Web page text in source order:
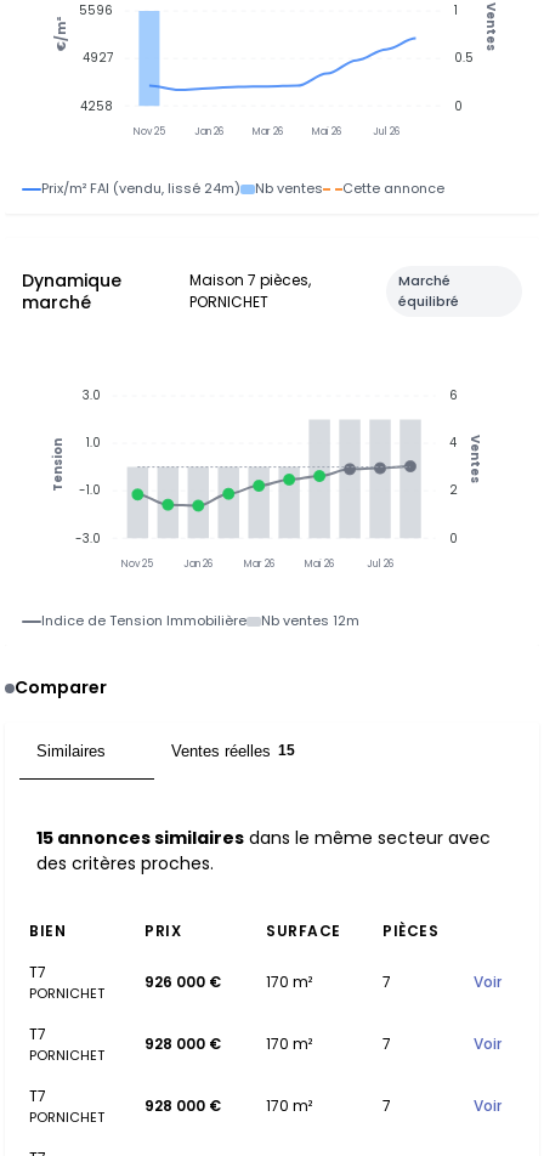
Nov 25 Jan 26 Mar 26 Mai 26 Jul 26
1
0.5
0
Ventes
5596
4927
4258
€/m²
Prix/m² FAI (vendu, lissé 24m) Nb ventes Cette annonce
Dynamique
marché
Maison 7 pièces,
PORNICHET
Marché
équilibré
Nov 25 Jan 26 Mar 26 Mai 26 Jul 26
6
4
2
0
Ventes
3.0
1.0
-1.0
-3.0
Tension
Indice de Tension Immobilière Nb ventes 12m
Comparer
Similaires Ventes réelles 15
15 annonces similaires dans le même secteur avec
des critères proches.
BIEN PRIX SURFACE
PIÈCES
T7
PORNICHET
926 000 € 170 m² 7 Voir
T7
PORNICHET
928 000 € 170 m² 7 Voir
T7
PORNICHET
928 000 € 170 m² 7 Voir